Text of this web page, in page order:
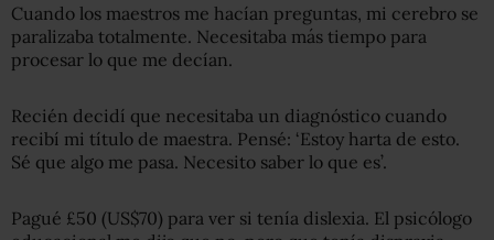
Cuando los maestros me hacían preguntas, mi cerebro se
paralizaba totalmente. Necesitaba más tiempo para
procesar lo que me decían.
Recién decidí que necesitaba un diagnóstico cuando
recibí mi título de maestra. Pensé: ‘Estoy harta de esto.
Sé que algo me pasa. Necesito saber lo que es’.
Pagué £50 (US$70) para ver si tenía dislexia. El psicólogo